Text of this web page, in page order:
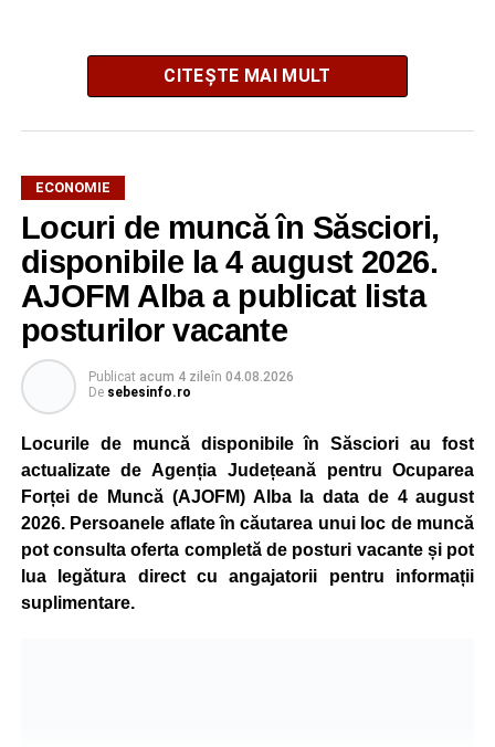
Potrivit unui comunicat al companiei, măsura va fi aplicată
gradual, în funcție de necesitățile sistemului energetic.
Reprezentanții Kronospan precizează că evoluția situației
este monitorizată permanent, iar activitatea va reveni la
capacitate normală imediat ce condițiile vor permite.
Compania dă asigurări că oprirea temporară a unor linii
de producție nu va afecta livrările către clienți.
Kronospan se numără printre cei mai mari consumatori de
energie electrică din România. O parte din necesarul
energetic este acoperită prin producția proprie de energie,
realizată cu ajutorul panourilor fotovoltaice și al unităților
de cogenerare.
Reprezentanții companiei afirmă că vor continua
colaborarea cu autoritățile și operatorii din domeniul
energetic pentru a contribui la depășirea perioadei dificile
CITEȘTE MAI MULT
ECONOMIE
Locuri de muncă în Săsciori,
disponibile la 4 august 2026.
AJOFM Alba a publicat lista
posturilor vacante
Publicat acum 4 zileîn 04.08.2026
De sebesinfo.ro
Locurile de muncă disponibile în Săsciori au fost
actualizate de Agenția Județeană pentru Ocuparea
Forței de Muncă (AJOFM) Alba la data de 4 august
2026. Persoanele aflate în căutarea unui loc de muncă
pot consulta oferta completă de posturi vacante și pot
lua legătura direct cu angajatorii pentru informații
suplimentare.